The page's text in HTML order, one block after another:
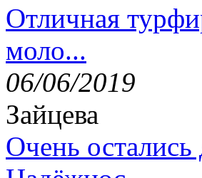
Отличная
моло...
06/06/2019
Зайцева
Очень